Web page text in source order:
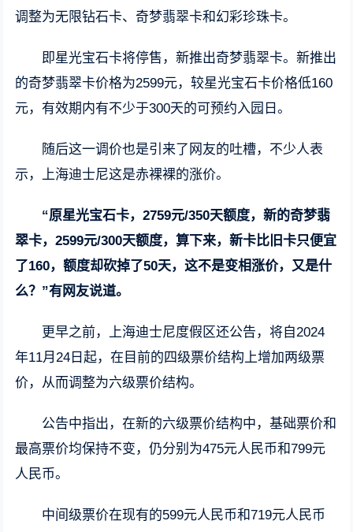
调整为无限钻石卡、奇梦翡翠卡和幻彩珍珠卡。
即星光宝石卡将停售，新推出奇梦翡翠卡。新推出
的奇梦翡翠卡价格为2599元，较星光宝石卡价格低160
元，有效期内有不少于300天的可预约入园日。
随后这一调价也是引来了网友的吐槽，不少人表
示，上海迪士尼这是赤裸裸的涨价。
“原星光宝石卡，2759元/350天额度，新的奇梦翡
翠卡，2599元/300天额度，算下来，新卡比旧卡只便宜
了160，额度却砍掉了50天，这不是变相涨价，又是什
么？”有网友说道。
更早之前，上海迪士尼度假区还公告，将自2024
年11月24日起，在目前的四级票价结构上增加两级票
价，从而调整为六级票价结构。
公告中指出，在新的六级票价结构中，基础票价和
最高票价均保持不变，仍分别为475元人民币和799元
人民币。
中间级票价在现有的599元人民币和719元人民币